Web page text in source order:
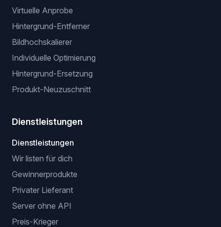
Virtuelle Anprobe
Hintergrund-Entferner
Bildhochskalierer
Individuelle Optimierung
Hintergrund-Ersetzung
Produkt-Neuzuschnitt
Dienstleistungen
Dienstleistungen
Wir listen für dich
Gewinnerprodukte
Privater Lieferant
Server ohne API
Preis-Krieger